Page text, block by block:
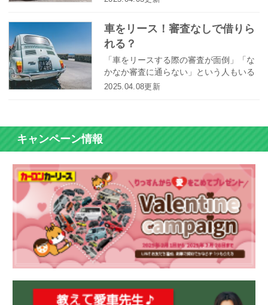
るのでしょうか？今回は主なカーリース
会社の店舗数を調べてみました。
車をリース！審査なしで借りら
れる？
「車をリースする際の審査が面倒」「な
かなか審査に通らない」という人もいる
かと思いますが、中には車のリースが審
挙にご紹介していきます！
2025.04.08更新
キャンペーン情報